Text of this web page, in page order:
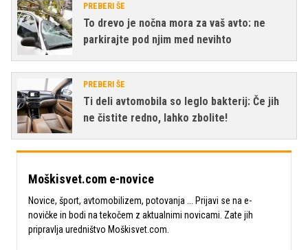
PREBERI ŠE
To drevo je nočna mora za vaš avto: ne
parkirajte pod njim med nevihto
PREBERI ŠE
Ti deli avtomobila so leglo bakterij: Če jih
ne čistite redno, lahko zbolite!
Moškisvet.com e-novice
Novice, šport, avtomobilizem, potovanja ... Prijavi se na e-
novičke in bodi na tekočem z aktualnimi novicami. Zate jih
pripravlja uredništvo Moškisvet.com.